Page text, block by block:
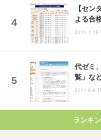
【セン
よる合
2011.1.19
代ゼミ
覧」な
2011.6.9
ランキ